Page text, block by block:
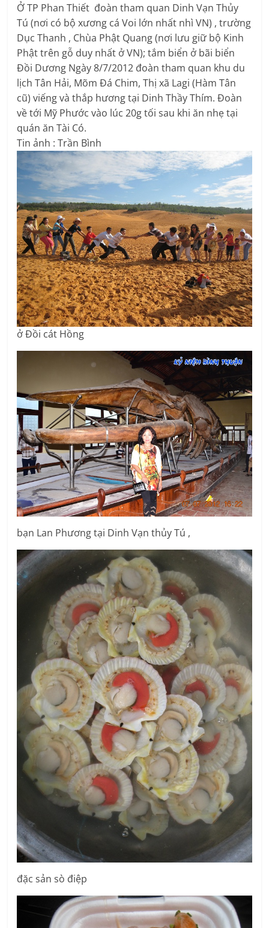
Ở TP Phan Thiết đoàn tham quan Dinh Vạn Thủy
Tú (nơi có bộ xương cá Voi lớn nhất nhì VN) , trường
Dục Thanh , Chùa Phật Quang (nơi lưu giữ bộ Kinh
Phật trên gỗ duy nhất ở VN); tắm biển ở bãi biển
Đồi Dương Ngày 8/7/2012 đoàn tham quan khu du
lịch Tân Hải, Mõm Đá Chim, Thị xã Lagi (Hàm Tân
cũ) viếng và thắp hương tại Dinh Thầy Thím. Đoàn
về tới Mỹ Phước vào lúc 20g tối sau khi ăn nhẹ tại
quán ăn Tài Có.
Tin ảnh : Trần Bình
ở Đồi cát Hồng
bạn Lan Phương tại Dinh Vạn thủy Tú ,
đặc sản sò điệp